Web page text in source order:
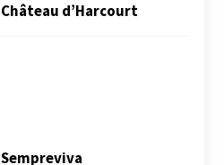
Château d’Harcourt
Sempreviva